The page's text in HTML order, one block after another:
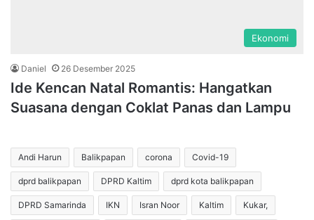
Ekonomi
Daniel 26 Desember 2025
Ide Kencan Natal Romantis: Hangatkan
Suasana dengan Coklat Panas dan Lampu
Andi Harun Balikpapan corona Covid-19
dprd balikpapan DPRD Kaltim dprd kota balikpapan
DPRD Samarinda IKN Isran Noor Kaltim Kukar,